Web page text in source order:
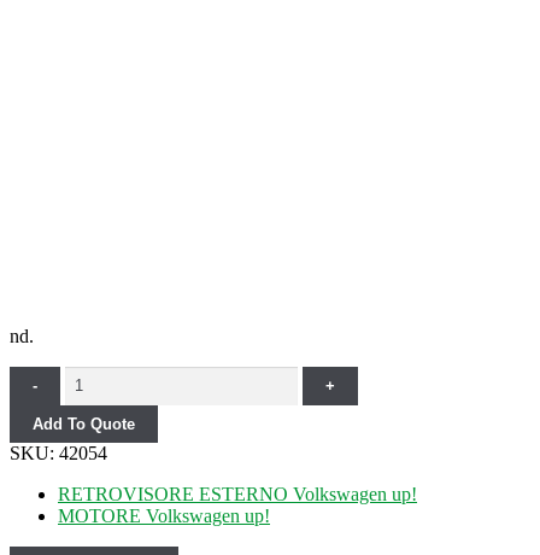
nd.
- Quantity +
Add To Quote
SKU: 42054
RETROVISORE ESTERNO Volkswagen up!
MOTORE Volkswagen up!